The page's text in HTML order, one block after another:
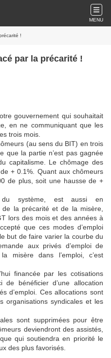
MENU
!
par la précarité !
gouvernement qui souhaitait
en ne communiquant que les
trois mois.
(au sens du BIT) en trois
que la partie n’est pas gagnée
capitalisme. Le chômage des
+ 0.1%. Quant aux chômeurs
de plus, soit une hausse de +
du système, est aussi en
la précarité et de la misère,
lors des mois et des années à
que ces modes d’emploi
but de faire varier la courbe du
aux privés d’emploi de
misère dans l’emploi, c’est
financée par les cotisations
bénéficier d’une allocation
d’emploi. Ces allocations sont
organisations syndicales et les
sont supprimées pour être
deviendront des assistés,
qui soutiendra en priorité le
des plus favorisés.